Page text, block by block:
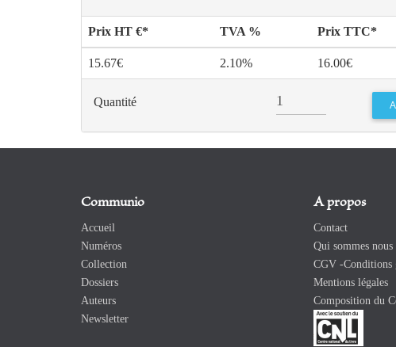
Prix HT €* TVA % Prix TTC*
15.67€ 2.10% 16.00€
Quantité
Communio
Accueil
Numéros
Collection
Dossiers
Auteurs
Newsletter
A propos
Contact
Qui sommes nous
CGV -Conditions
Mentions légales
Composition du